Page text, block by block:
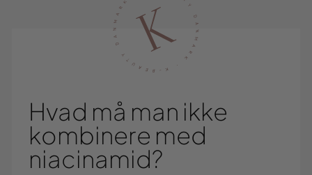
Hvad må man ikke
kombinere med
niacinamid?